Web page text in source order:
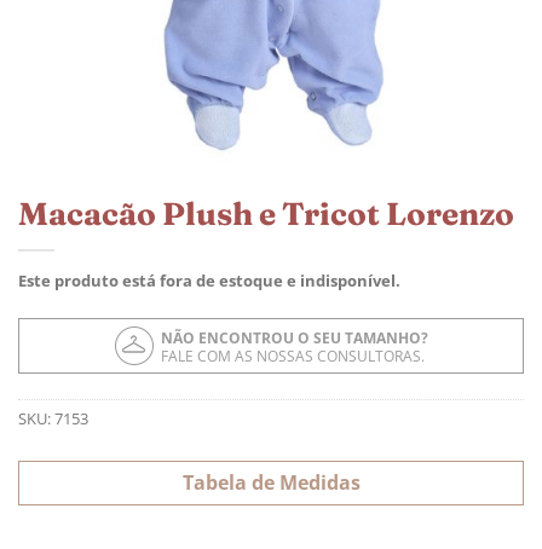
Macacão Plush e Tricot Lorenzo
Este produto está fora de estoque e indisponível.
NÃO ENCONTROU O SEU TAMANHO?
FALE COM AS NOSSAS CONSULTORAS.
SKU:7153
Tabela de Medidas